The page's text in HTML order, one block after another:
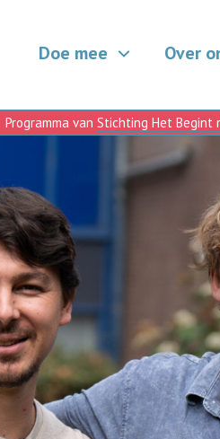
Doe mee Over
Programma van Stichting Het Begint